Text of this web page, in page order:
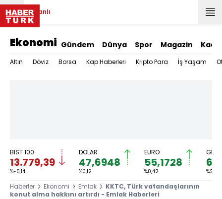
Canlı
Ekonomi Gündem Dünya Spor Magazin
Altın Döviz Borsa Kap Haberleri Kripto Para İş Yaşam
BIST 100
13.779,39
%-0,14
DOLAR
47,6948
%0,12
EURO
55,1728
%0,42 %2,68
Haberler Ekonomi Emlak
KKTC, Türk vatandaşlarının
konut alma hakkını artırdı - Emlak Haberleri